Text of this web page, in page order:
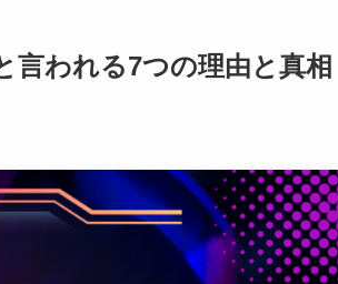
言われる7つの理由と真相